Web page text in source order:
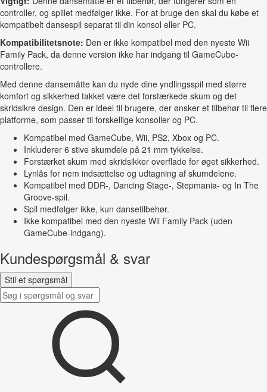
controller, og spillet medfølger ikke. For at bruge den skal du købe et
kompatibelt dansespil separat til din konsol eller PC.
Kompatibilitetsnote: Den er ikke kompatibel med den nyeste Wii
Family Pack, da denne version ikke har indgang til GameCube-
controllere.
Med denne dansemåtte kan du nyde dine yndlingsspil med større
komfort og sikkerhed takket være det forstærkede skum og det
skridsikre design. Den er ideel til brugere, der ønsker et tilbehør til flere
platforme, som passer til forskellige konsoller og PC.
Kompatibel med GameCube, Wii, PS2, Xbox og PC.
Inkluderer 6 stive skumdele på 21 mm tykkelse.
Forstærket skum med skridsikker overflade for øget sikkerhed.
Lynlås for nem indsættelse og udtagning af skumdelene.
Kompatibel med DDR-, Dancing Stage-, Stepmania- og In The
Groove-spil.
Spil medfølger ikke, kun dansetilbehør.
Ikke kompatibel med den nyeste Wii Family Pack (uden
GameCube-indgang).
Kundespørgsmål & svar
Stil et spørgsmål